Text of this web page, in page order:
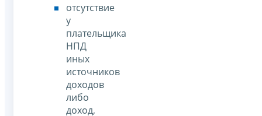
отсутствие
у
плательщика
НПД
иных
источников
доходов
либо
доход,